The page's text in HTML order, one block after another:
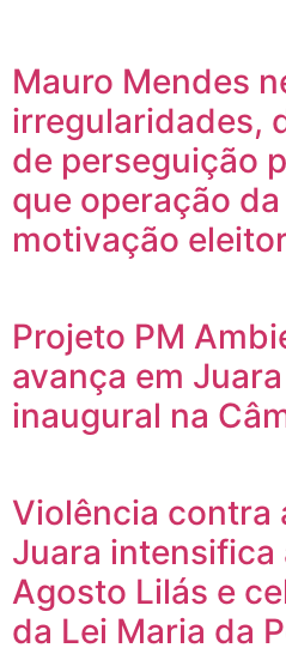
Mauro Mendes
irregularidades,
de perseguição
que operação da
motivação
Projeto PM
avança em
inaugural na
Violência contra
Juara intensifica
Agosto Lilás e
da Lei Maria da